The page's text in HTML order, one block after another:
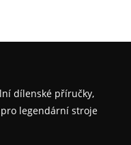
dílenské příručky,
legendární stroje